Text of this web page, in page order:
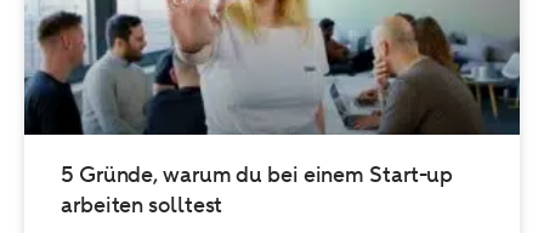
5 Gründe, warum du bei einem Start-up
arbeiten solltest